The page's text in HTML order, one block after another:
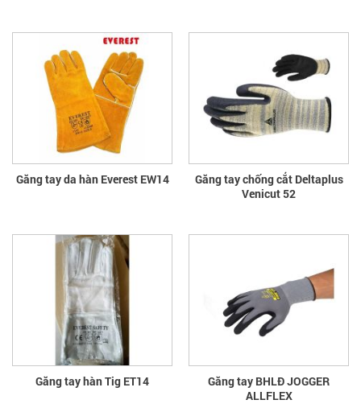
Găng tay da hàn Everest EW14
Găng tay chống cắt Deltaplus
Venicut 52
Găng tay hàn Tig ET14
Găng tay BHLĐ JOGGER
ALLFLEX